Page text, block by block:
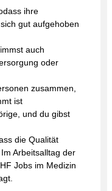
ihre
gut aufgehoben
auch
oder
zusammen,
ist
und du gibst
die Qualität
Arbeitsalltag der
Jobs im Medizin